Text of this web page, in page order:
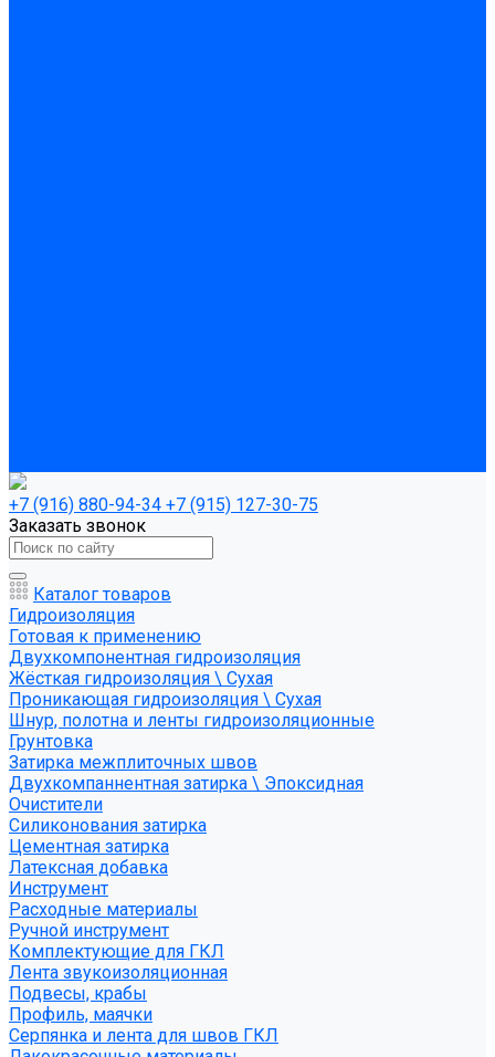
+7 (916) 880-94-34 +7 (915) 127-30-75
Заказать звонок
Каталог товаров
Гидроизоляция
Готовая к применению
Двухкомпонентная гидроизоляция
Жёсткая гидроизоляция \ Сухая
Проникающая гидроизоляция \ Сухая
Шнур, полотна и ленты гидроизоляционные
Грунтовка
Затирка межплиточных швов
Двухкомпаннентная затирка \ Эпоксидная
Очистители
Силиконования затирка
Цементная затирка
Латексная добавка
Инструмент
Расходные материалы
Ручной инструмент
Комплектующие для ГКЛ
Лента звукоизоляционная
Подвесы, крабы
Профиль, маячки
Серпянка и лента для швов ГКЛ